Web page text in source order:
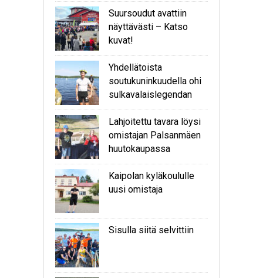
Suursoudut avattiin
näyttävästi – Katso
kuvat!
Yhdellätoista
soutukuninkuudella ohi
sulkavalaislegendan
Lahjoitettu tavara löysi
omistajan Palsanmäen
huutokaupassa
Kaipolan kyläkoululle
uusi omistaja
Sisulla siitä selvittiin